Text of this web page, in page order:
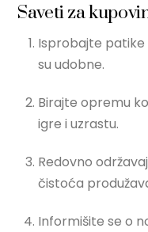
Saveti za
Isprobajte
su udobne.
Birajte opremu
igre i uzrastu.
Redovno
čistoća
Informišite se o